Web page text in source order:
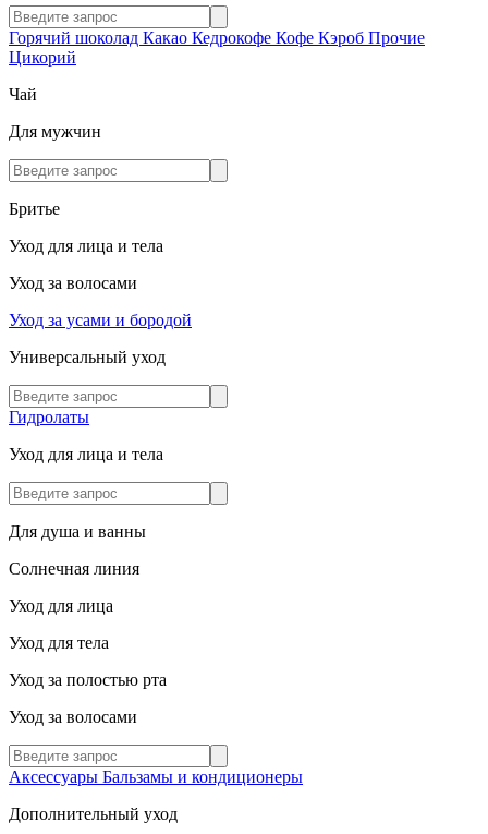
Горячий шоколад Какао Кедрокофе Кофе Кэроб Прочие
Цикорий
Чай
Для мужчин
Бритье
Уход для лица и тела
Уход за волосами
Уход за усами и бородой
Универсальный уход
Гидролаты
Уход для лица и тела
Для душа и ванны
Солнечная линия
Уход для лица
Уход для тела
Уход за полостью рта
Уход за волосами
Аксессуары Бальзамы и кондиционеры
Дополнительный уход